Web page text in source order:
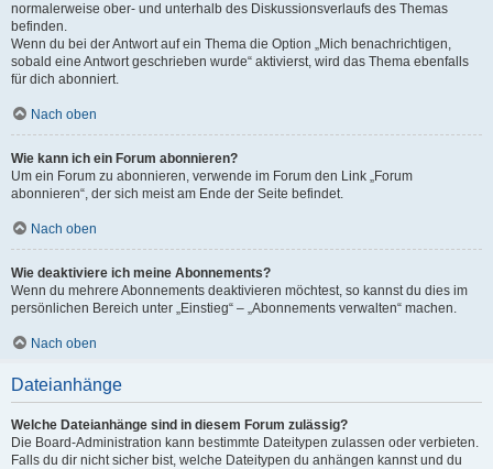
normalerweise ober- und unterhalb des Diskussionsverlaufs des Themas
befinden.
Wenn du bei der Antwort auf ein Thema die Option „Mich benachrichtigen,
sobald eine Antwort geschrieben wurde“ aktivierst, wird das Thema ebenfalls
für dich abonniert.
Nach oben
Wie kann ich ein Forum abonnieren?
Um ein Forum zu abonnieren, verwende im Forum den Link „Forum
abonnieren“, der sich meist am Ende der Seite befindet.
Nach oben
Wie deaktiviere ich meine Abonnements?
Wenn du mehrere Abonnements deaktivieren möchtest, so kannst du dies im
persönlichen Bereich unter „Einstieg“ – „Abonnements verwalten“ machen.
Nach oben
Dateianhänge
Welche Dateianhänge sind in diesem Forum zulässig?
Die Board-Administration kann bestimmte Dateitypen zulassen oder verbieten.
Falls du dir nicht sicher bist, welche Dateitypen du anhängen kannst und du